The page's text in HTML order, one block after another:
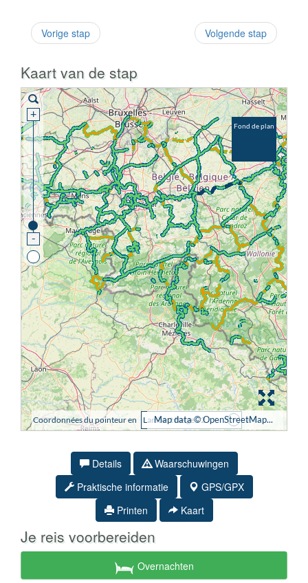
Vorige stap Volgende stap
Kaart van de stap
Details
Waarschuwingen
Praktische informatie
GPS/GPX
Printen
Kaart
Je reis voorbereiden
Overnachten